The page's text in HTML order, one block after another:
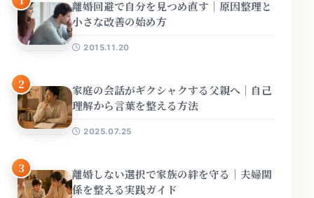
離婚回避で自分を見つめ直す｜原因整理と
小さな改善の始め方
2015.11.20
2
家庭の会話がギクシャクする父親へ｜自己
理解から言葉を整える方法
2025.07.25
3
離婚しない選択で家族の絆を守る｜夫婦関
係を整える実践ガイド